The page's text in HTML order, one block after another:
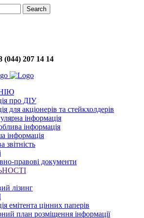
(044) 207 14 14
про ДІУ
для акціонерів та стейкхолдерів
інформація
інформація
інформація
звітність
правові документи
лізинг
емітента цінних паперів
план розміщення інформації